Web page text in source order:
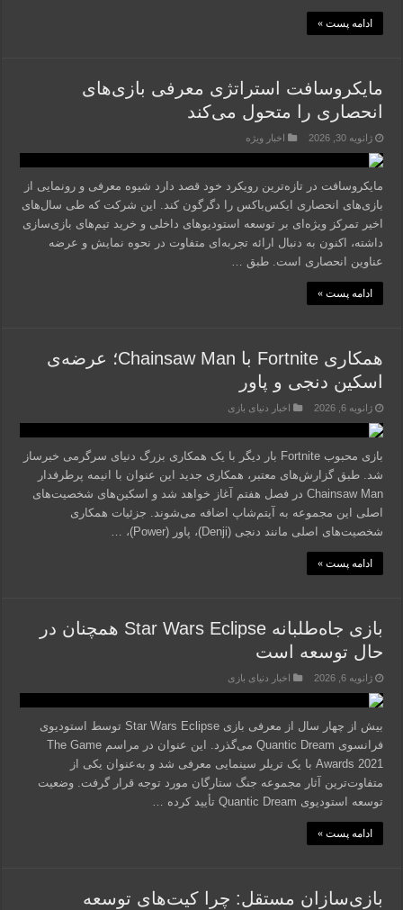
ادامه پست »
مایکروسافت استراتژی معرفی بازی‌های
انحصاری را متحول می‌کند
ژانویه 30, 2026 اخبار ویژه
مایکروسافت در تازه‌ترین رویکرد خود قصد دارد شیوه معرفی و رونمایی از
بازی‌های انحصاری ایکس‌باکس را دگرگون کند. این شرکت که طی سال‌های
اخیر تمرکز ویژه‌ای بر توسعه استودیوهای داخلی و خرید تیم‌های بازی‌سازی
داشته، اکنون به دنبال ارائه تجربه‌ای متفاوت در نحوه نمایش و عرضه
عناوین انحصاری است. طبق …
ادامه پست »
همکاری Fortnite با Chainsaw Man؛ عرضه‌ی
اسکین‌ دنجی و پاور
ژانویه 6, 2026 اخبار دنیای بازی
بازی محبوب Fortnite بار دیگر با یک همکاری بزرگ دنیای سرگرمی خبرساز
شد. طبق گزارش‌های معتبر، همکاری جدید این عنوان با انیمه پرطرفدار
Chainsaw Man در فصل هفتم آغاز خواهد شد و اسکین‌های شخصیت‌های
اصلی این مجموعه به آیتم‌شاپ اضافه می‌شوند. جزئیات همکاری
شخصیت‌های اصلی مانند دنجی (Denji)، پاور (Power)، …
ادامه پست »
بازی جاه‌طلبانه Star Wars Eclipse همچنان در
حال توسعه است
ژانویه 6, 2026 اخبار دنیای بازی
بیش از چهار سال از معرفی بازی Star Wars Eclipse توسط استودیوی
فرانسوی Quantic Dream می‌گذرد. این عنوان در مراسم The Game
Awards 2021 با یک تریلر سینمایی معرفی شد و به‌عنوان یکی از
متفاوت‌ترین آثار مجموعه جنگ ستارگان مورد توجه قرار گرفت. وضعیت
توسعه استودیوی Quantic Dream تأیید کرده …
ادامه پست »
بازی‌سازان مستقل: چرا کیت‌های توسعه